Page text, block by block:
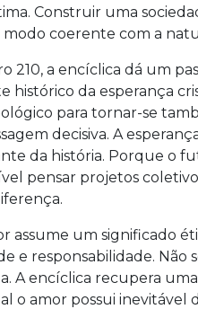
Construir uma
coerente com a
210, a encíclica dá um
histórico da esperança
para tornar-se
decisiva. A
da história. Porque o
pensar projetos
assume um significado
e responsabilidade.
A encíclica recupera
o amor possui inevitável